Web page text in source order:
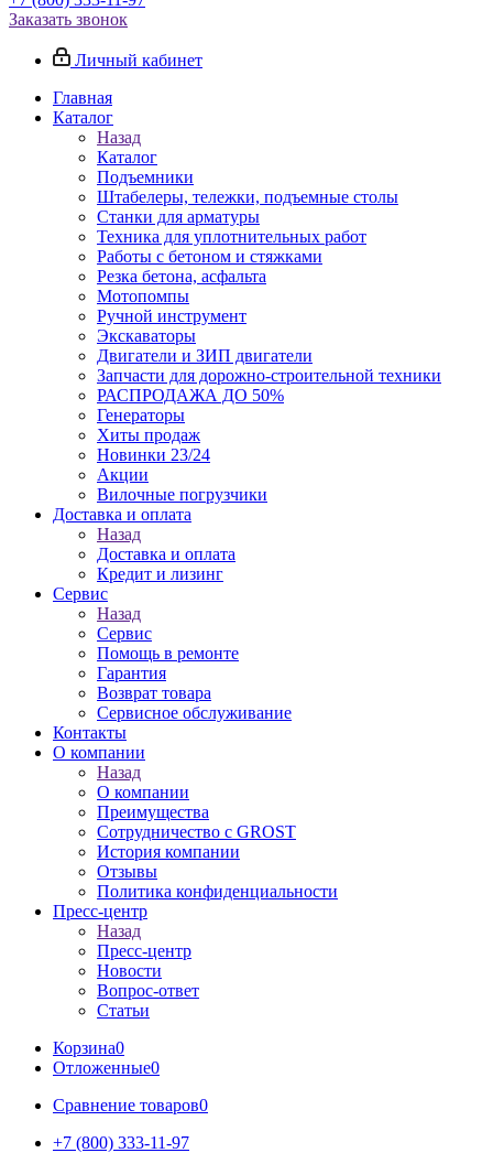
Заказать звонок
Личный кабинет
Главная
Каталог
Назад
Каталог
Подъемники
Штабелеры, тележки, подъемные столы
Станки для арматуры
Техника для уплотнительных работ
Работы с бетоном и стяжками
Резка бетона, асфальта
Мотопомпы
Ручной инструмент
Экскаваторы
Двигатели и ЗИП двигатели
Запчасти для дорожно-строительной техники
РАСПРОДАЖА ДО 50%
Генераторы
Хиты продаж
Новинки 23/24
Акции
Вилочные погрузчики
Доставка и оплата
Назад
Доставка и оплата
Кредит и лизинг
Сервис
Назад
Сервис
Помощь в ремонте
Гарантия
Возврат товара
Сервисное обслуживание
Контакты
О компании
Назад
О компании
Преимущества
Сотрудничество с GROST
История компании
Отзывы
Политика конфиденциальности
Пресс-центр
Назад
Пресс-центр
Новости
Вопрос-ответ
Статьи
Корзина0
Отложенные0
Сравнение товаров0
+7 (800) 333-11-97